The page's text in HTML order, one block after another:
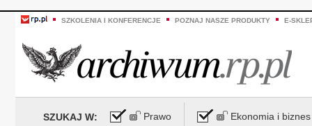
SZKOLENIA I KONFERENCJE POZNAJ NASZE PRODUKTY E-
SZUKAJ W: Prawo Ekonomia i biznes